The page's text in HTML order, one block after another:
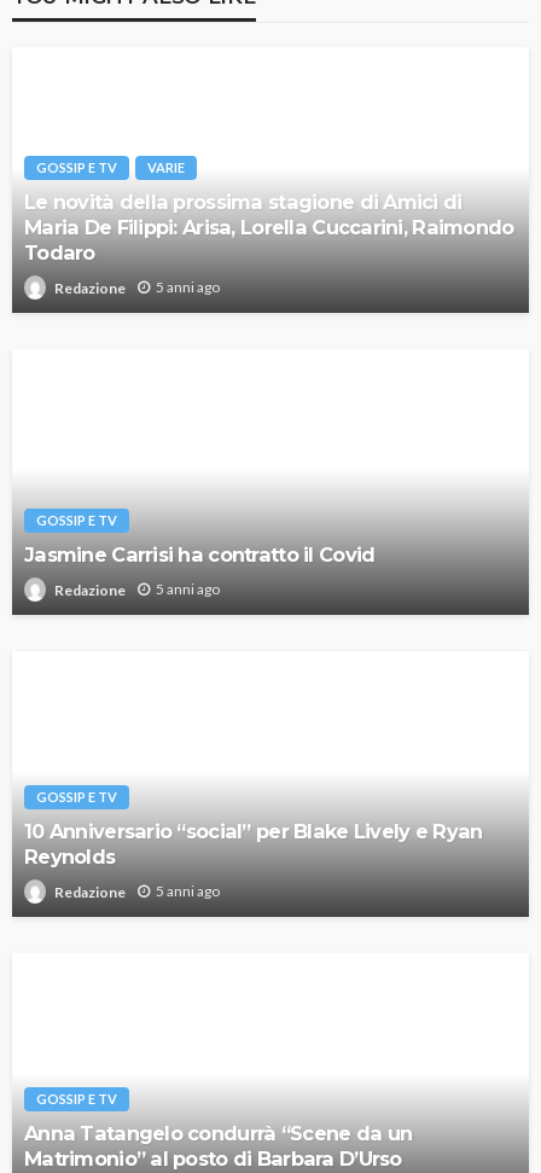
GOSSIP E TV VARIE
Le novità della prossima stagione di Amici di
Maria De Filippi: Arisa, Lorella Cuccarini, Raimondo
Todaro
Redazione 5 anni ago
GOSSIP E TV
Jasmine Carrisi ha contratto il Covid
Redazione 5 anni ago
GOSSIP E TV
10 Anniversario “social” per Blake Lively e Ryan
Reynolds
Redazione 5 anni ago
GOSSIP E TV
Anna Tatangelo condurrà “Scene da un
Matrimonio” al posto di Barbara D’Urso